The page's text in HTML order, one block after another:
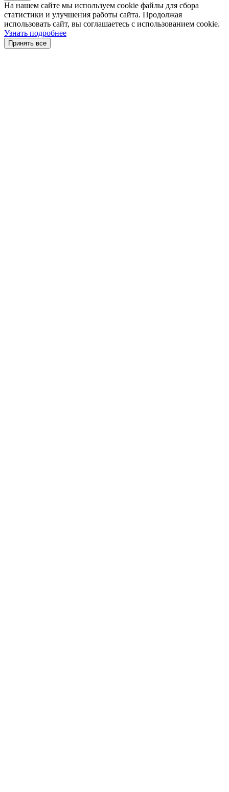
На нашем сайте мы используем cookie файлы для сбора
статистики и улучшения работы сайта. Продолжая
использовать сайт, вы соглашаетесь с использованием cookie.
Узнать подробнее
Принять все